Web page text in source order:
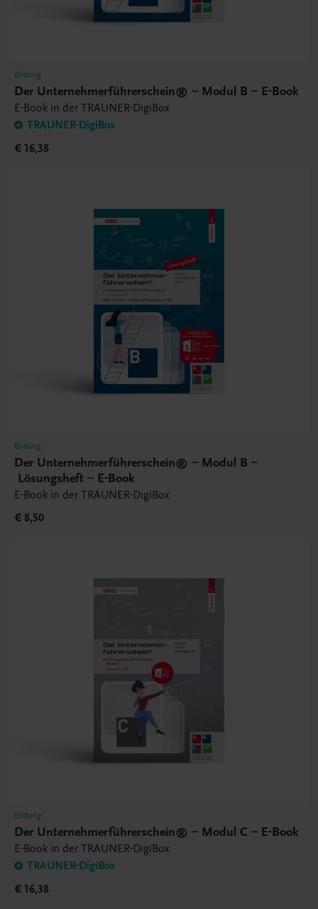
Bildung
Der Unternehmerführerschein® – Modul B – E-Book
E-Book in der TRAUNER-DigiBox
TRAUNER-DigiBox
€ 16,38
Bildung
Der Unternehmerführerschein® – Modul B –
Lösungsheft – E-Book
E-Book in der TRAUNER-DigiBox
€ 8,50
Bildung
Der Unternehmerführerschein® – Modul C – E-Book
E-Book in der TRAUNER-DigiBox
TRAUNER-DigiBox
€ 16,38